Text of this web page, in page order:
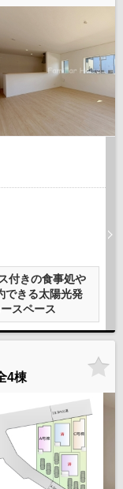
付きの食事処や
できる太陽光発
スペース
4棟